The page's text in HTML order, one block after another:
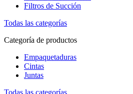
Filtros de Succión
Todas las categorías
Categoría de productos
Empaquetaduras
Cintas
Juntas
Todas las categorías